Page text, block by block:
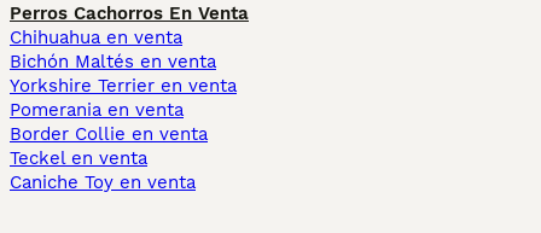
Perros Cachorros En Venta
Chihuahua en venta
Bichón Maltés en venta
Yorkshire Terrier en venta
Pomerania en venta
Border Collie en venta
Teckel en venta
Caniche Toy en venta